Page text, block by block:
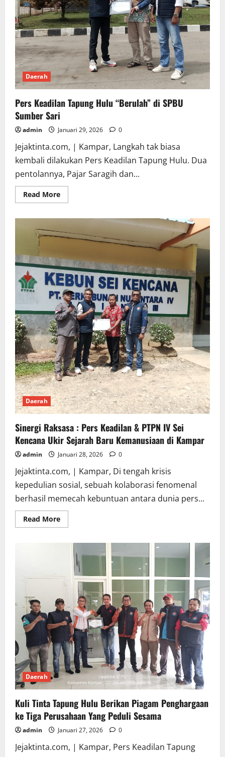
Daerah
Pers Keadilan Tapung Hulu “Berulah” di SPBU
Sumber Sari
admin Januari 29, 2026 0
Jejaktinta.com, | Kampar, Langkah tak biasa
kembali dilakukan Pers Keadilan Tapung Hulu. Dua
pentolannya, Pajar Saragih dan...
Read MoreRead
more
Keadilan
Tapung
Hulu
“Berulah”
SPBU
Sumber
Sari
Daerah
Sinergi Raksasa : Pers Keadilan & PTPN IV Sei
Kencana Ukir Sejarah Baru Kemanusiaan di Kampar
admin Januari 28, 2026 0
Jejaktinta.com, | Kampar, Di tengah krisis
kepedulian sosial, sebuah kolaborasi fenomenal
berhasil memecah kebuntuan antara dunia pers...
Read MoreRead
more
Raksasa
Pers
Keadilan
&
PTPN
Sei
Kencana
Ukir
Sejarah
Baru
Kemanusiaan
Kampar
Daerah
Kuli Tinta Tapung Hulu Berikan Piagam Penghargaan
ke Tiga Perusahaan Yang Peduli Sesama
admin Januari 27, 2026 0
Jejaktinta.com, | Kampar, Pers Keadilan Tapung